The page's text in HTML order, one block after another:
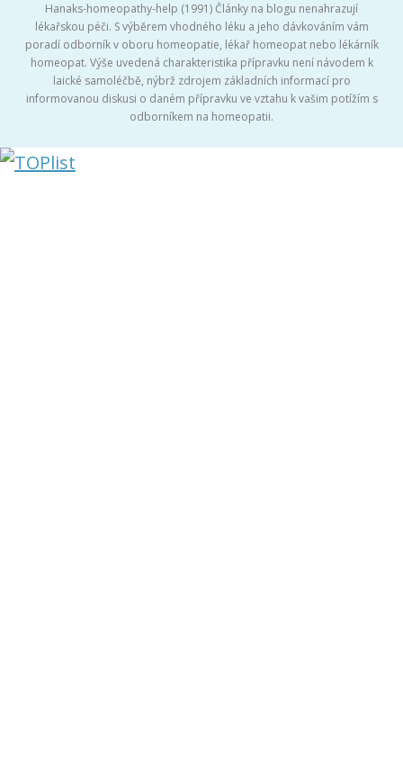
Hanaks-homeopathy-help (1991) Články na blogu nenahrazují
lékařskou péči. S výběrem vhodného léku a jeho dávkováním vám
poradí odborník v oboru homeopatie, lékař homeopat nebo lékárník
homeopat. Výše uvedená charakteristika přípravku není návodem k
laické samoléčbě, nýbrž zdrojem základních informací pro
informovanou diskusi o daném přípravku ve vztahu k vašim potížím s
odborníkem na homeopatii.